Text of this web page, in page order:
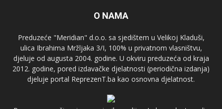
O NAMA
Preduzeće "Meridian" d.o.o. sa sjedištem u Velikoj Kladuši,
ulica Ibrahima Mržljaka 3/I, 100% u privatnom vlasništvu,
djeluje od augusta 2004. godine. U okviru preduzeća od kraja
2012. godine, pored izdavačke djelatnosti (periodična izdanja)
djeluje portal ReprezenT.ba kao osnovna djelatnost.